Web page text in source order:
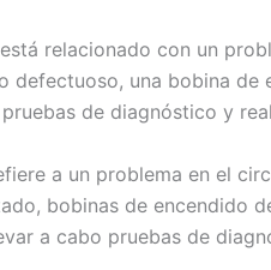
relacionado con un
defectuoso, una bobina
de diagnóstico y
a un problema en el
bobinas de encendido
a cabo pruebas de